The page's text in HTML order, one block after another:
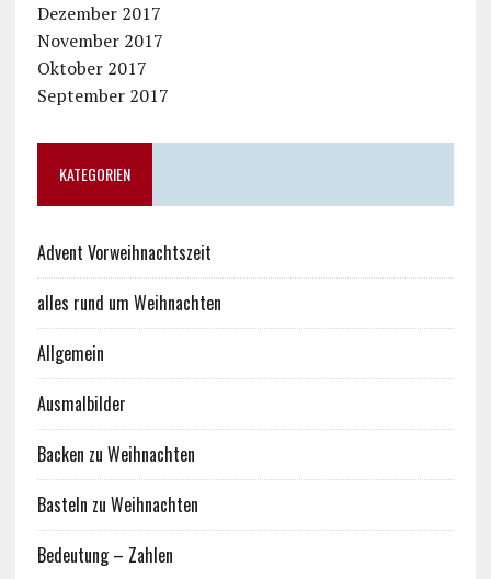
Dezember 2017
November 2017
Oktober 2017
September 2017
KATEGORIEN
Advent Vorweihnachtszeit
alles rund um Weihnachten
Allgemein
Ausmalbilder
Backen zu Weihnachten
Basteln zu Weihnachten
Bedeutung – Zahlen